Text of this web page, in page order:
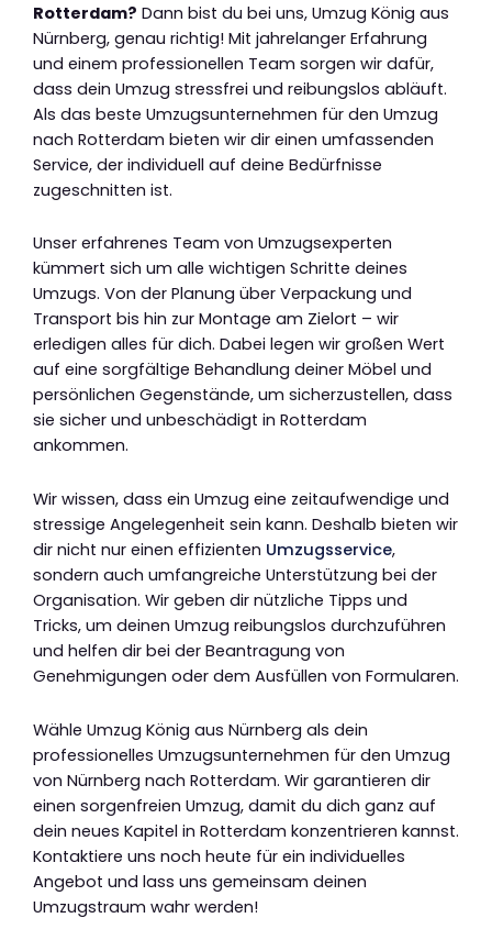
Rotterdam? Dann bist du bei uns, Umzug König aus
Nürnberg, genau richtig! Mit jahrelanger Erfahrung
und einem professionellen Team sorgen wir dafür,
dass dein Umzug stressfrei und reibungslos abläuft.
Als das beste Umzugsunternehmen für den Umzug
nach Rotterdam bieten wir dir einen umfassenden
Service, der individuell auf deine Bedürfnisse
zugeschnitten ist.
Unser erfahrenes Team von Umzugsexperten
kümmert sich um alle wichtigen Schritte deines
Umzugs. Von der Planung über Verpackung und
Transport bis hin zur Montage am Zielort – wir
erledigen alles für dich. Dabei legen wir großen Wert
auf eine sorgfältige Behandlung deiner Möbel und
persönlichen Gegenstände, um sicherzustellen, dass
sie sicher und unbeschädigt in Rotterdam
ankommen.
Wir wissen, dass ein Umzug eine zeitaufwendige und
stressige Angelegenheit sein kann. Deshalb bieten wir
dir nicht nur einen effizienten Umzugsservice,
sondern auch umfangreiche Unterstützung bei der
Organisation. Wir geben dir nützliche Tipps und
Tricks, um deinen Umzug reibungslos durchzuführen
und helfen dir bei der Beantragung von
Genehmigungen oder dem Ausfüllen von Formularen.
Wähle Umzug König aus Nürnberg als dein
professionelles Umzugsunternehmen für den Umzug
von Nürnberg nach Rotterdam. Wir garantieren dir
einen sorgenfreien Umzug, damit du dich ganz auf
dein neues Kapitel in Rotterdam konzentrieren kannst.
Kontaktiere uns noch heute für ein individuelles
Angebot und lass uns gemeinsam deinen
Umzugstraum wahr werden!